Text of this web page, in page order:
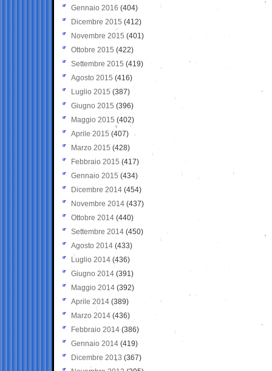
Gennaio 2016 (404)
Dicembre 2015 (412)
Novembre 2015 (401)
Ottobre 2015 (422)
Settembre 2015 (419)
Agosto 2015 (416)
Luglio 2015 (387)
Giugno 2015 (396)
Maggio 2015 (402)
Aprile 2015 (407)
Marzo 2015 (428)
Febbraio 2015 (417)
Gennaio 2015 (434)
Dicembre 2014 (454)
Novembre 2014 (437)
Ottobre 2014 (440)
Settembre 2014 (450)
Agosto 2014 (433)
Luglio 2014 (436)
Giugno 2014 (391)
Maggio 2014 (392)
Aprile 2014 (389)
Marzo 2014 (436)
Febbraio 2014 (386)
Gennaio 2014 (419)
Dicembre 2013 (367)